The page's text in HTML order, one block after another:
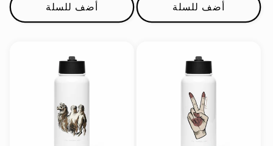
أضف للسلة أضف للسلة